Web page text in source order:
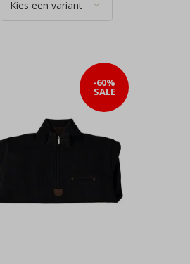
-60%
SALE